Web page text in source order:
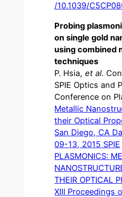
/10.1039/
Probing
on single gold
using combined
techniques
P. Hsia,et al.
SPIE Optics and
Conference on
Metallic
their Optical
San Diego, CA
09-13, 2015 SPIE
PLASMONICS:
THEIR OPTICAL
XIII Proceedings